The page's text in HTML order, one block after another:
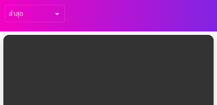
เรื่อง